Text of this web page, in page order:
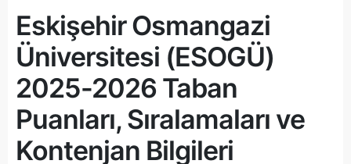
Eskişehir Osmangazi
Üniversitesi (ESOGÜ)
2025-2026 Taban
Puanları, Sıralamaları ve
Kontenjan Bilgileri